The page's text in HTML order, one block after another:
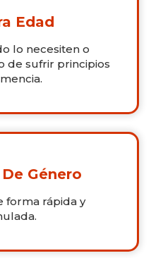
Edad
lo necesiten o
de sufrir principios
Género
forma rápida y